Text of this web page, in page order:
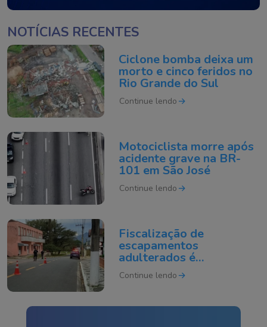
NOTÍCIAS RECENTES
Ciclone bomba deixa um
morto e cinco feridos no
Rio Grande do Sul
Continue lendo
Motociclista morre após
acidente grave na BR-
101 em São José
Continue lendo
Fiscalização de
escapamentos
adulterados é
intensificada em Tubarão
Continue lendo